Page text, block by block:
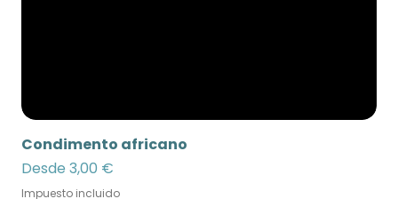
Condimento africano
Desde 3,00 €
Precio de oferta
Impuesto incluido